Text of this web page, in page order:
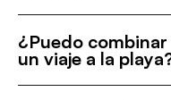
¿Puedo
un viaje a la